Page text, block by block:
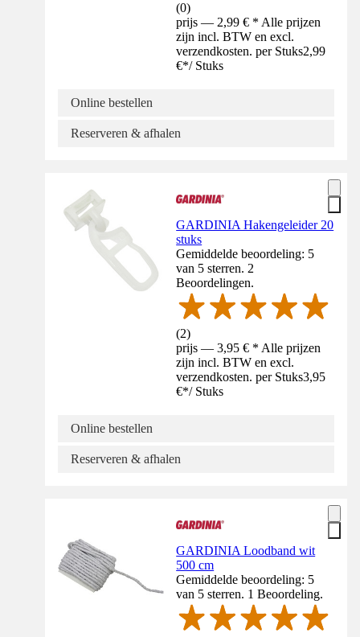
(0)
prijs — 2,99 € * Alle prijzen
zijn incl. BTW en excl.
verzendkosten. per Stuks2,99
€*/ Stuks
Online bestellen
Reserveren & afhalen
GARDINIA Hakengeleider 20
stuks
Gemiddelde beoordeling: 5
van 5 sterren. 2
Beoordelingen.
(2)
prijs — 3,95 € * Alle prijzen
zijn incl. BTW en excl.
verzendkosten. per Stuks3,95
€*/ Stuks
Online bestellen
Reserveren & afhalen
GARDINIA Loodband wit
500 cm
Gemiddelde beoordeling: 5
van 5 sterren. 1 Beoordeling.